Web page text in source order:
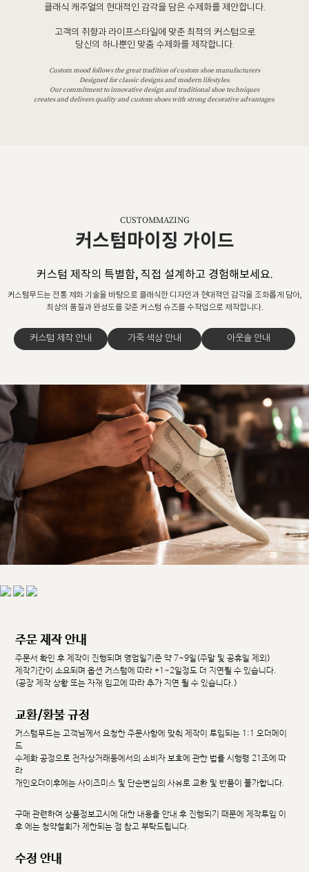
클래식 캐주얼의 현대적인 감각을 담은 수제화를 제안합니다.
고객의 취향과 라이프스타일에 맞춘 최적의 커스텀으로
당신의 하나뿐인 맞춤 수제화를 제작합니다.
Custom mood follows the great tradition of custom shoe manufacturers
Designed for classic designs and modern lifestyles.
Our commitment to innovative design and traditional shoe techniques
creates and delivers quality and custom shoes with strong decorative advantages.
CUSTOMMAZING
커스텀마이징 가이드
커스텀 제작의 특별함, 직접 설계하고 경험해보세요.
커스텀무드는 전통 제화 기술을 바탕으로 클래식한 디자인과 현대적인 감각을 조화롭게 담아,
최상의 품질과 완성도를 갖춘 커스텀 슈즈를 수작업으로 제작합니다.
커스텀 제작 안내 가죽 색상 안내 아웃솔 안내
주문 제작 안내
주문서 확인 후 제작이 진행되며 영업일기준 약 7~9일(주말 및 공휴일 제외)
제작기간이 소요되며 옵션 커스텀에 따라 +1~2일정도 더 지연될 수 있습니다.
(공장 제작 상황 또는 자재 입고에 따라 추가 지연 될 수 있습니다.)
교환/환불 규정
커스텀무드는 고객님께서 요청한 주문사항에 맞춰 제작이 투입되는 1:1 오더메이
드
수제화 공정으로 전자상거래등에서의 소비자 보호에 관한 법률 시행령 21조에 따
라
개인오더이후에는 사이즈미스 및 단순변심의 사유로 교환 및 반품이 불가합니다.
구매 관련하여 상품정보고시에 대한 내용을 안내 후 진행되기 때문에 제작투입 이
후 에는 청약철회가 제한되는 점 참고 부탁드립니다.
수정 안내